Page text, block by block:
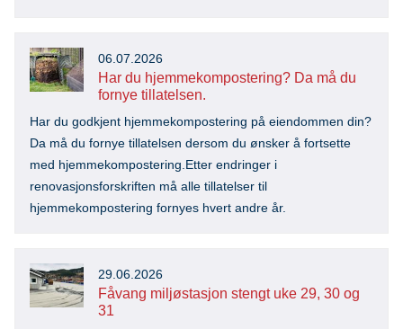
06.07.2026
Har du hjemmekompostering? Da må du
fornye tillatelsen.
Har du godkjent hjemmekompostering på eiendommen din?
Da må du fornye tillatelsen dersom du ønsker å fortsette
med hjemmekompostering.Etter endringer i
renovasjonsforskriften må alle tillatelser til
hjemmekompostering fornyes hvert andre år.
29.06.2026
Fåvang miljøstasjon stengt uke 29, 30 og
31